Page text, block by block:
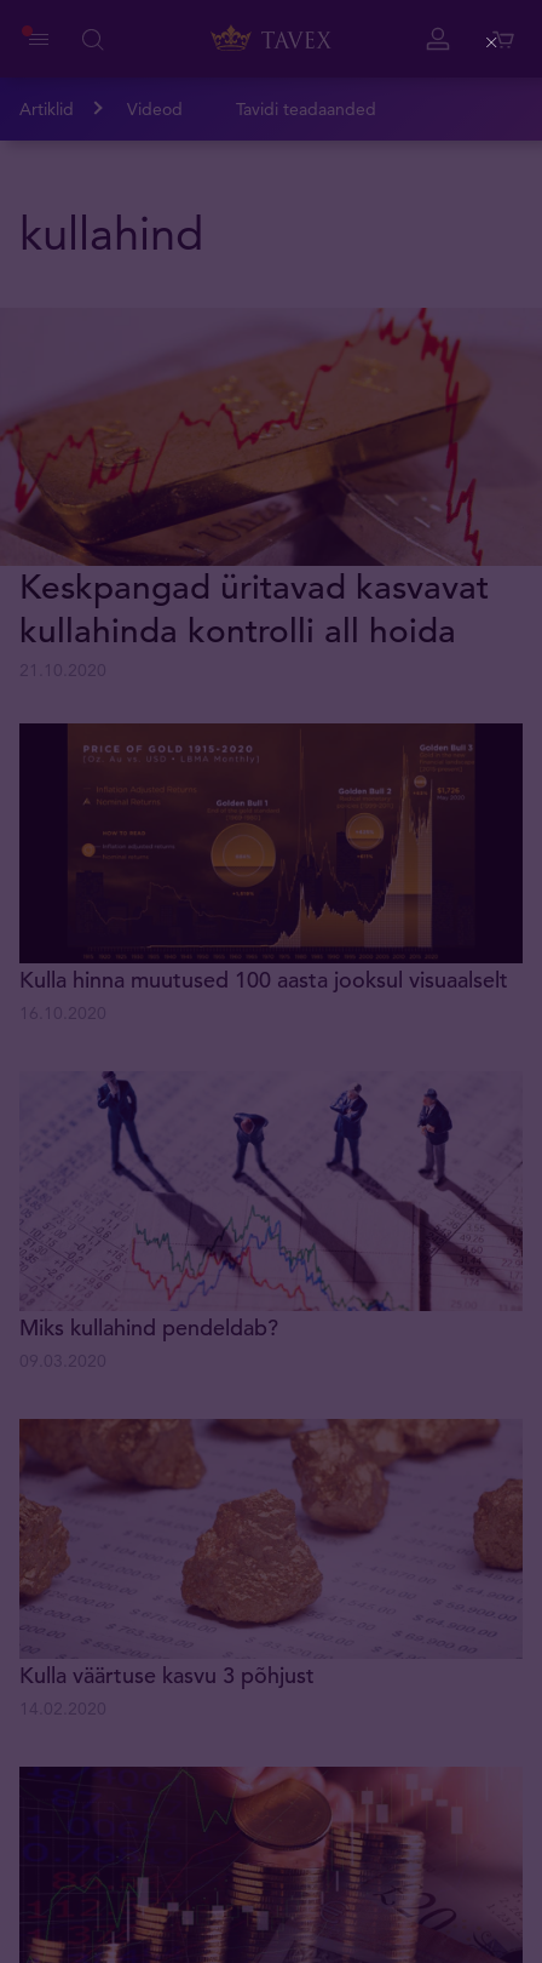
Artiklid Videod Tavidi teadaanded
kullahind
Keskpangad üritavad kasvavat
kullahinda kontrolli all hoida
Kulla hinna muutused 100 aasta jooksul visuaalselt
Miks kullahind pendeldab?
Kulla väärtuse kasvu 3 põhjust
Close